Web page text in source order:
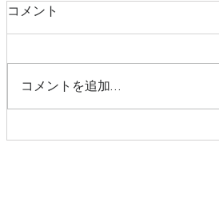
コメント
コメントを追加…